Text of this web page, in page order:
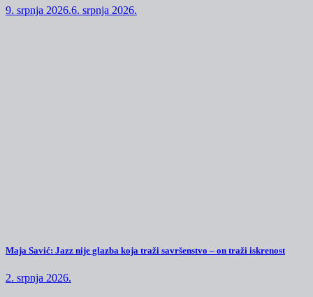
9. srpnja 2026.6. srpnja 2026.
Maja Savić: Jazz nije glazba koja traži savršenstvo – on traži iskrenost
2. srpnja 2026.